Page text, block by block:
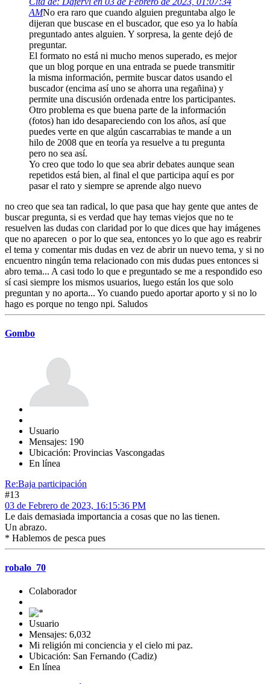
AMNo era raro que cuando alguien preguntaba algo le
dijeran que buscase en el buscador, que eso ya lo había
preguntado antes alguien. Y sorpresa, la gente dejó de
preguntar.
El formato no está ni mucho menos superado, es mejor
que un blog porque en una entrada se puede transmitir
la misma información, permite buscar datos usando el
buscador (encima así uno se ahorra una regañina) y
permite una discusión ordenada entre los participantes.
Otro problema es que buena parte de la información
(fotos) han ido desapareciendo con los años, así que
puedes verte en que algún cascarrabias te mande a un
hilo de 2008 que en teoría ya resuelve a tu pregunta
pero no sea así.
Yo creo que todo lo que sea abrir debates aunque sean
repetidos está bien, al final el que participa aquí es por
pasar el rato y siempre se aprende algo nuevo
no creo que sea tan radical, lo que pasa que hay gente que antes de
buscar pregunta, si es verdad que hay temas viejos que no te
resuelven las dudas con claridad por lo que dices que hay imágenes
que no aparecen o por lo que sea, entonces yo lo que ago es reabrir
el tema y comentar mis dudas en vez de abrir un nuevo tema, y si no
encuentro ningún tema relacionado con mis dudas pues entonces si
abro tema... A casi todo lo que e preguntado se me a respondido eso
sí casi siempre los mismos usuarios, luego están los que solo
preguntan y no aporta... Yo cuando puedo aportar aporto y si no lo
hago es porque no tengo npi. Saludos
Gombo
Usuario
Mensajes: 190
Ubicación: Provincias Vascongadas
En línea
Re:Baja participación
#13
03 de Febrero de 2023, 16:15:36 PM
Le dais demasiada importancia a cosas que no las tienen.
Un abrazo.
* Hablemos de pesca pues
robalo_70
Colaborador
Usuario
Mensajes: 6,032
Mi religión mi conciencia y el cielo mi paz.
Ubicación: San Fernando (Cadiz)
En línea